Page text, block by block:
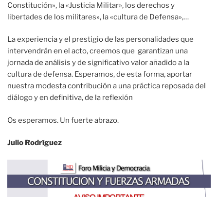
Constitución», la «Justicia Militar», los derechos y
libertades de los militares», la «cultura de Defensa»,…
La experiencia y el prestigio de las personalidades que
intervendrán en el acto, creemos que garantizan una
jornada de análisis y de significativo valor añadido a la
cultura de defensa. Esperamos, de esta forma, aportar
nuestra modesta contribución a una práctica reposada del
diálogo y en definitiva, de la reflexión
Os esperamos. Un fuerte abrazo.
Julio Rodríguez